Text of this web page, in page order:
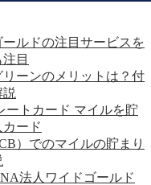
ルドの注目サービスを
目
ーンのメリットは？付
ートカード マイルを貯
ード
）でのマイルの貯まり
法人ワイドゴールド